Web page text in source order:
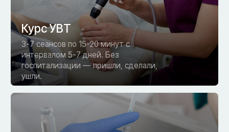
Облегчение
с первого сеанса
Если нужно уточнить диагноз перед УВТ — МРТ,
КТ, УЗИ в клинике. Результат в тот же день.
МРТ и диагностика на месте